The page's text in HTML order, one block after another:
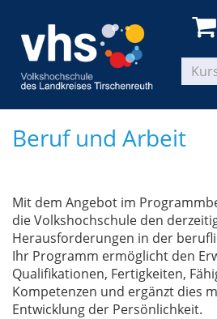
Beruf und Arbeit
Mit dem Angebot im
die Volkshochschule den
Herausforderungen in der
Ihr Programm ermöglicht den
Qualifikationen, Fertigkeiten,
Kompetenzen und ergänzt dies
Entwicklung der Persönlichkeit.